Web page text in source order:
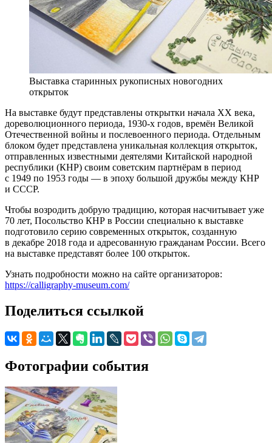
Выставка старинных рукописных новогодних
открыток
На выставке будут представлены открытки начала ХХ века,
дореволюционного периода, 1930-х годов, времён Великой
Отечественной войны и послевоенного периода. Отдельным
блоком будет представлена уникальная коллекция открыток,
отправленных известными деятелями Китайской народной
республики (КНР) своим советским партнёрам в период
с 1949 по 1953 годы — в эпоху большой дружбы между КНР
и СССР.
Чтобы возродить добрую традицию, которая насчитывает уже
70 лет, Посольство КНР в России специально к выставке
подготовило серию современных открыток, созданную
в декабре 2018 года и адресованную гражданам России. Всего
на выставке представят более 100 открыток.
Узнать подробности можно на сайте организаторов:
https://calligraphy-museum.com/
Поделиться ссылкой
Фотографии события